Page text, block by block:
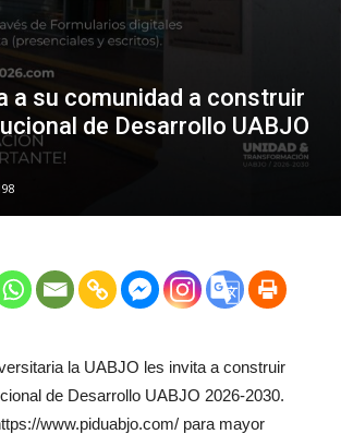
a su comunidad a construir
de Desarrollo UABJO
la UABJO les invita a construir
de Desarrollo UABJO 2026-2030.
www.piduabjo.com/ para mayor